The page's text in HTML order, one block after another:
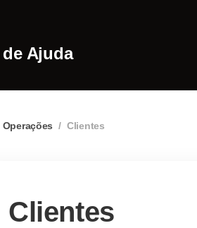
Ajuda
Operações / Clientes
Clientes